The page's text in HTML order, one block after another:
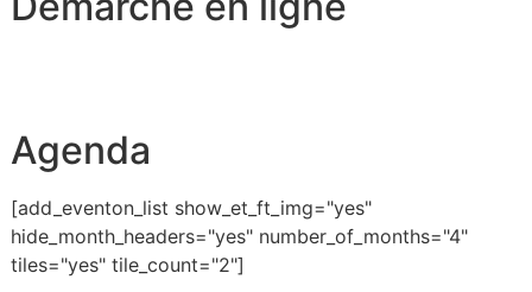
Agenda
[add_eventon_list show_et_ft_img="yes"
hide_month_headers="yes" number_of_months="4"
tiles="yes" tile_count="2"]